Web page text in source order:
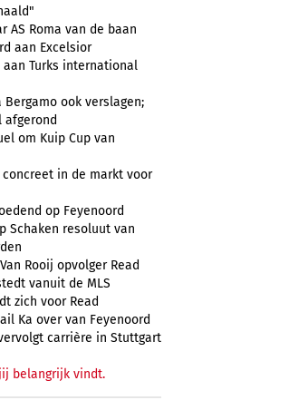
AS Roma van de baan
aan Excelsior
aan Turks international
Bergamo ook verslagen;
om Kuip Cup van
in de markt voor
op Feyenoord
Schaken resoluut van
Rooij opvolger Read
vanuit de MLS
zich voor Read
Ka over van Feyenoord
carrière in Stuttgart
belangrijk vindt.